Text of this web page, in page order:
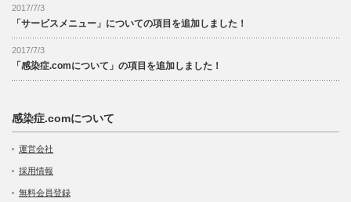
2017/7/3
「サービスメニュー」についての項目を追加しました！
2017/7/3
「感染症.comについて」の項目を追加しました！
感染症.comについて
運営会社
採用情報
無料会員登録